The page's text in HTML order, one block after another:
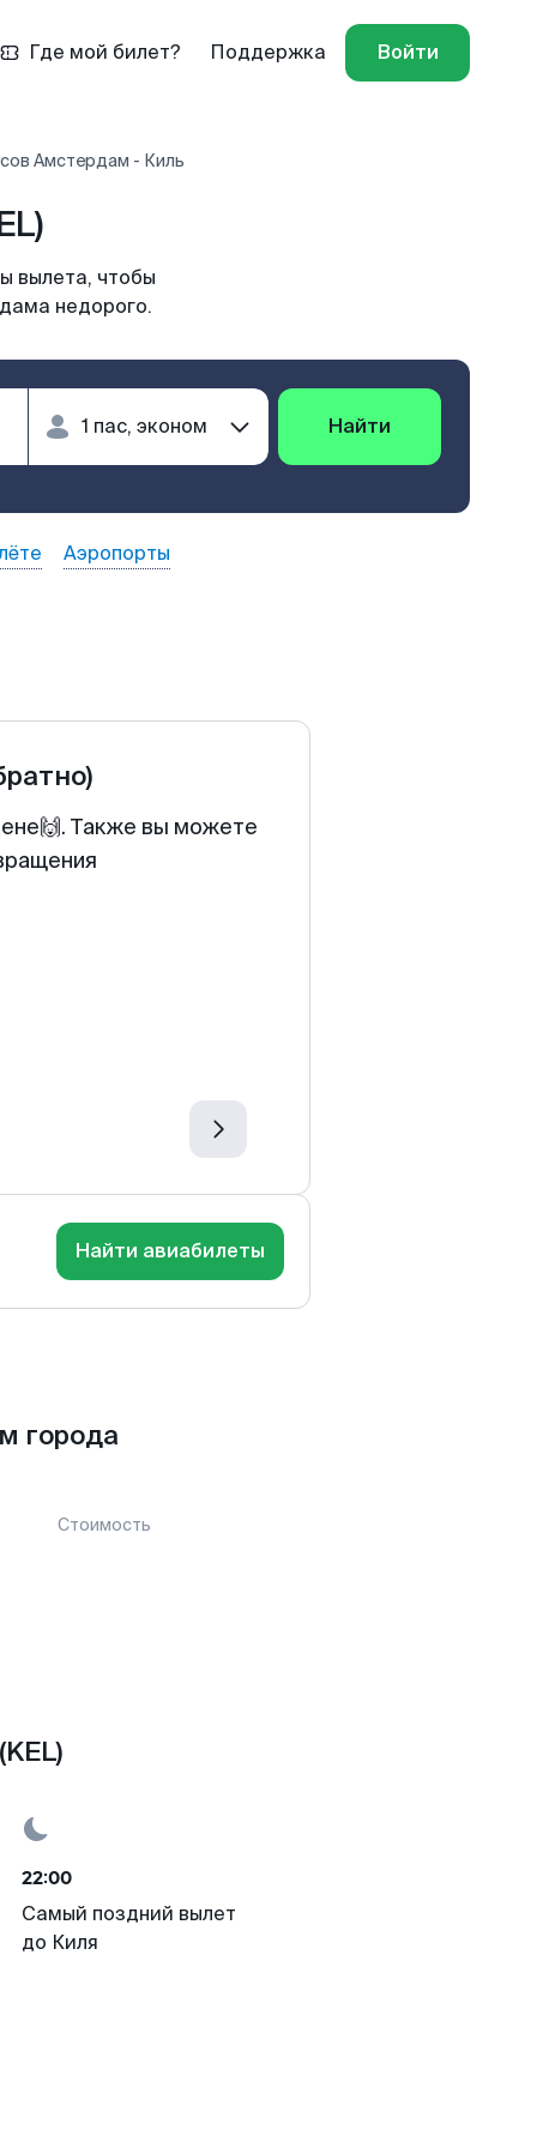
Где мой билет? Поддержка Войти
Амстердам - Киль
вылета, чтобы
недорого.
Найти
Аэропорты
Также вы можете
Найти авиабилеты
города
Стоимость
22:00
Самый поздний вылет
до Киля